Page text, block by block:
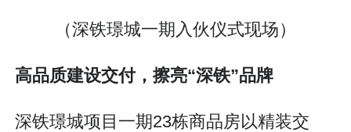
（深铁璟城一期入伙仪式现场）
高品质建设交付，擦亮“深铁”品牌
深铁璟城项目一期23栋商品房以精装交